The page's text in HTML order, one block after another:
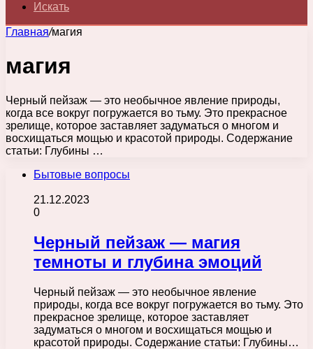
Искать
Главная/магия
магия
Черный пейзаж — это необычное явление природы,
когда все вокруг погружается во тьму. Это прекрасное
зрелище, которое заставляет задуматься о многом и
восхищаться мощью и красотой природы. Содержание
статьи: Глубины …
Бытовые вопросы
21.12.2023
0
Черный пейзаж — магия
темноты и глубина эмоций
Черный пейзаж — это необычное явление
природы, когда все вокруг погружается во тьму. Это
прекрасное зрелище, которое заставляет
задуматься о многом и восхищаться мощью и
красотой природы. Содержание статьи: Глубины…